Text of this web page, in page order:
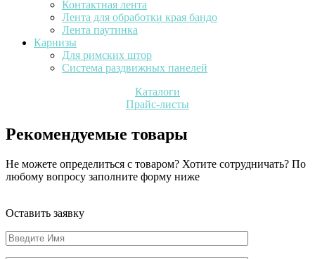
Контактная лента
Лента для обработки края бандо
Лента паутинка
Карнизы
Для римских штор
Система раздвижных панелей
Каталоги
Прайс-листы
Рекомендуемые товары
Не можете определиться с товаром? Хотите сотрудничать? По
любому вопросу заполните форму ниже
Оставить заявку